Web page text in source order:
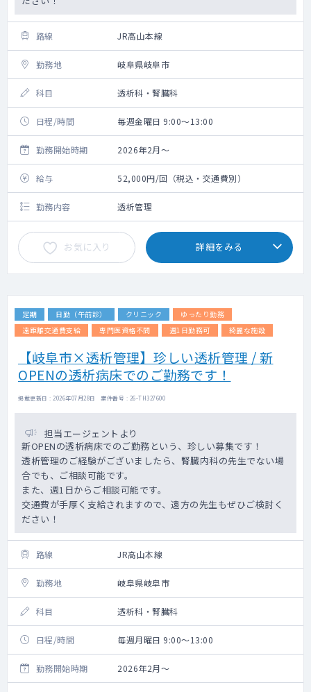
路線 JR高山本線
勤務地 岐阜県岐阜市
科目 透析科・腎臓科
日程/時間 毎週金曜日 9:00～13:00
勤務開始時期 2026年2月～
給与 52,000円/回（税込・交通費別）
勤務内容 透析管理
お気に入り 詳細をみる
定期 日勤（午前診） クリニック
ゆったり勤務
遠距離交通費支給
専門医資格不問 週1日勤務可 綺麗な施設
【岐阜市×透析管理】珍しい透析管理 / 新
OPENの透析病床でのご勤務です！
掲載更新日 : 2026年07月28日 案件番号 : 26-TH327600
担当エージェントより
新OPENの透析病床でのご勤務という、珍しい募集です！
透析管理のご経験がございましたら、腎臓内科の先生でない場
合でも、ご相談可能です。
また、週1日からご相談可能です。
交通費が手厚く支給されますので、遠方の先生もぜひご検討く
ださい！
路線 JR高山本線
勤務地 岐阜県岐阜市
科目 透析科・腎臓科
日程/時間 毎週月曜日 9:00～13:00
勤務開始時期 2026年2月～